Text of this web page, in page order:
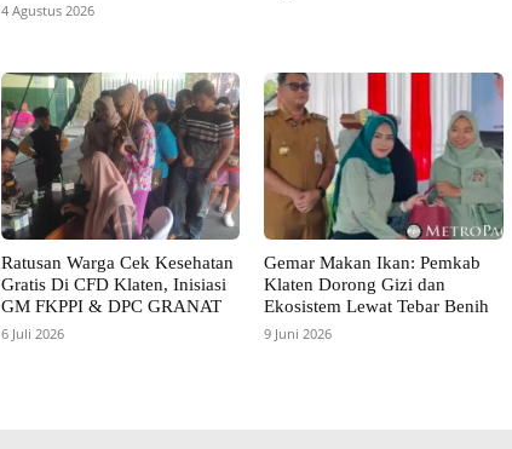
4 Agustus 2026
Ratusan Warga Cek Kesehatan
Gratis Di CFD Klaten, Inisiasi
GM FKPPI & DPC GRANAT
6 Juli 2026
Gemar Makan Ikan: Pemkab
Klaten Dorong Gizi dan
Ekosistem Lewat Tebar Benih
9 Juni 2026